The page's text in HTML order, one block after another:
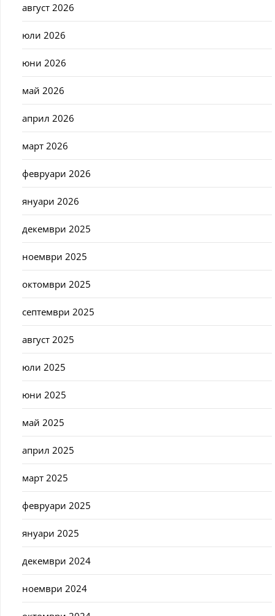
август 2026
юли 2026
юни 2026
май 2026
април 2026
март 2026
февруари 2026
януари 2026
декември 2025
ноември 2025
октомври 2025
септември 2025
август 2025
юли 2025
юни 2025
май 2025
април 2025
март 2025
февруари 2025
януари 2025
декември 2024
ноември 2024